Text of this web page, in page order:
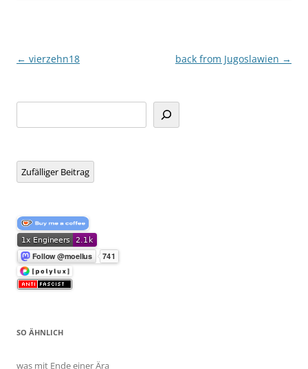
Beitragsnavigation
← vierzehn18 back from Jugoslawien →
Zufälliger Beitrag
SO ÄHNLICH
was mit Ende einer Ära